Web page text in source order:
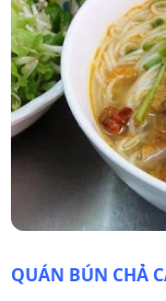
QUÁN BÚN CHẢ